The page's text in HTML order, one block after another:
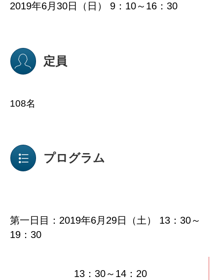
2019年6月30日（日） 9：10～16：30
定員
108名
プログラム
第一日目：2019年6月29日（土） 13：30～
19：30
13：30～14：20